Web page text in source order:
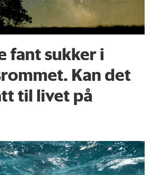
fant sukker i
Kan det
til livet på